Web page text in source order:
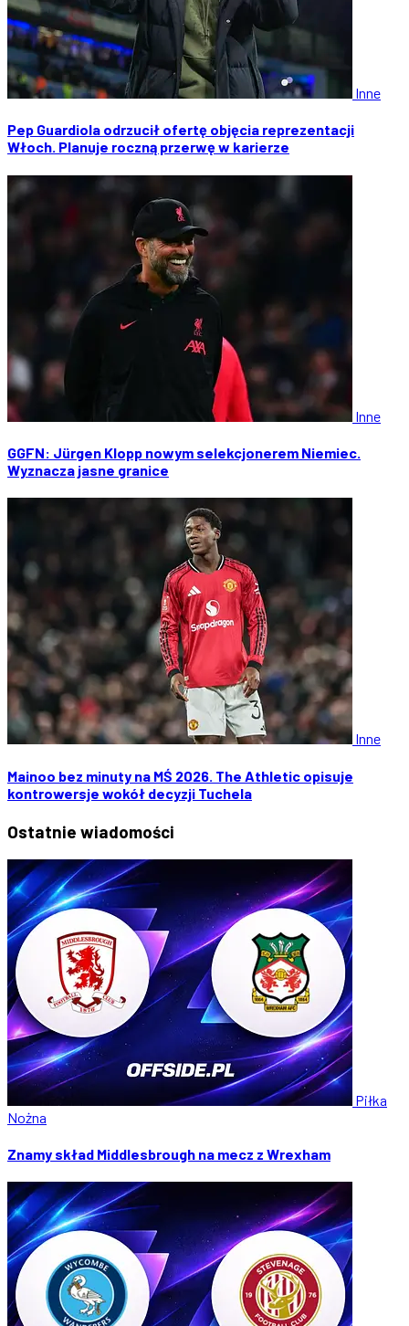
Inne
Pep Guardiola odrzucił ofertę objęcia reprezentacji
Włoch. Planuje roczną przerwę w karierze
Inne
GGFN: Jürgen Klopp nowym selekcjonerem Niemiec.
Wyznacza jasne granice
Inne
Mainoo bez minuty na MŚ 2026. The Athletic opisuje
kontrowersje wokół decyzji Tuchela
Ostatnie wiadomości
Piłka
Nożna
Znamy skład Middlesbrough na mecz z Wrexham